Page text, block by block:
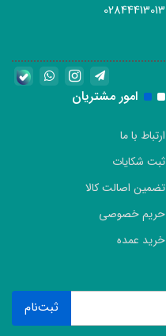
امور مشتریان
ارتباط با ما
ثبت شکایات
تضمین اصالت کالا
حریم خصوصی
خرید عمده
ثبت‌نام